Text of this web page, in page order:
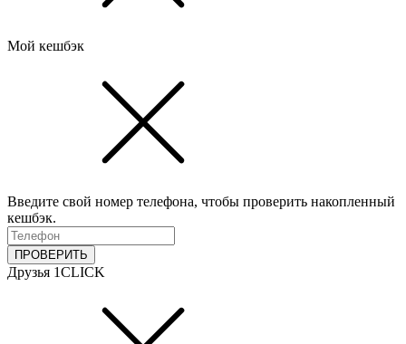
Мой кешбэк
Введите свой номер телефона, чтобы проверить накопленный
кешбэк.
ПРОВЕРИТЬ
Друзья 1CLICK